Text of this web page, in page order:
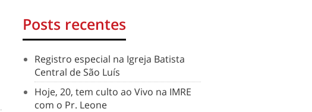
Posts recentes
Registro especial na Igreja Batista
Central de São Luís
Hoje, 20, tem culto ao Vivo na IMRE
com o Pr. Leone